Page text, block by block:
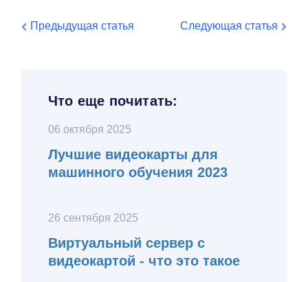
Предыдущая статья Следующая статья
Что еще почитать:
06 октября 2025
Лучшие видеокарты для
машинного обучения 2023
26 сентября 2025
Виртуальный сервер с
видеокартой - что это такое